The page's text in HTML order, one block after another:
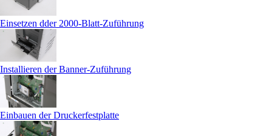
Einsetzen dder 2000-Blatt-Zuführung
Installieren der Banner-Zuführung
Einbauen der Druckerfestplatte